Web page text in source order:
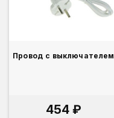
Провод с выключателем
454 ₽